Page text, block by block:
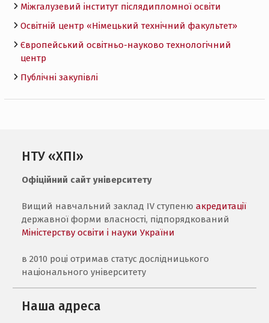
Міжгалузевий інститут післядипломної освіти
Освітній центр «Німецький технічний факультет»
Європейський освітньо-науково технологічний
центр
Публічні закупівлі
НТУ «ХПІ»
Офіційний сайт університету
Вищий навчальний заклад IV ступенюакредитації
державної форми власності, підпорядкований
Міністерству освіти і науки України
в 2010 році отримав статус дослідницького
національного університету
Наша адреса